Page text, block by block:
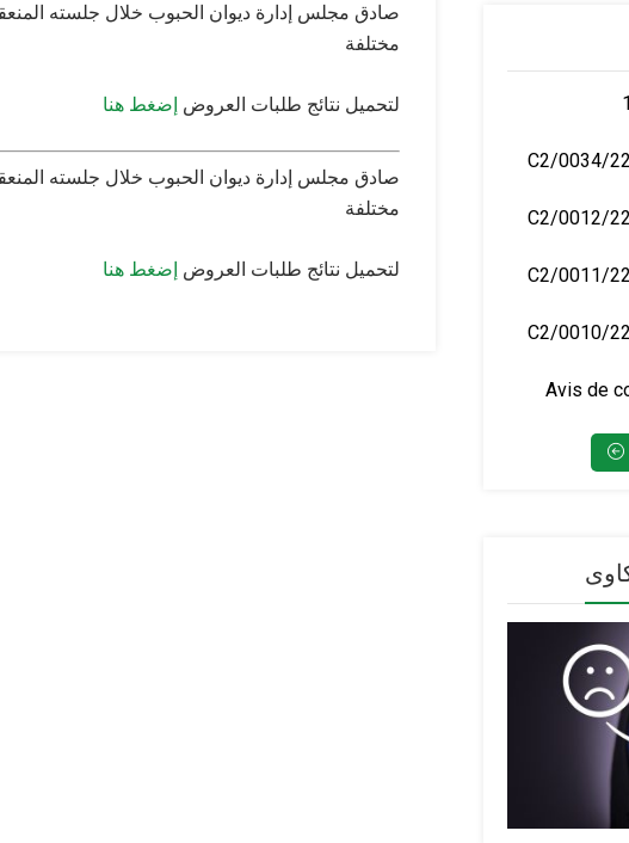
مختلفة
لتحميل نتائج طلبات العروض إضغط هنا
مختلفة
لتحميل نتائج طلبات العروض إضغط هنا
Avis de